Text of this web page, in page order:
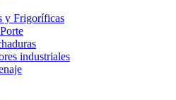
y Frigoríficas
industriales